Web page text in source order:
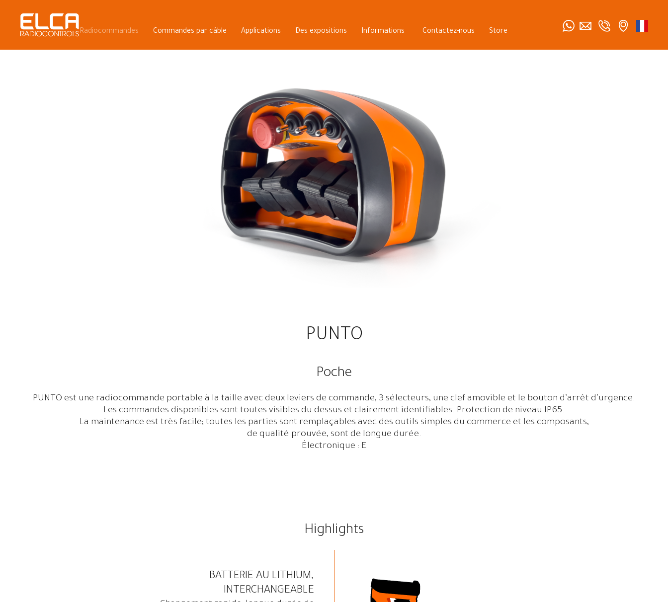
Radiocommandes Commandes par câble Applications Des expositions Informations Contactez-nous Store
PUNTO
Poche
PUNTO est une radiocommande portable à la taille avec deux leviers de commande, 3 sélecteurs, une clef amovible et le bouton d’arrêt d’urgence.
Les commandes disponibles sont toutes visibles du dessus et clairement identifiables. Protection de niveau IP65.
La maintenance est très facile; toutes les parties sont remplaçables avec des outils simples du commerce et les composants,
de qualité prouvée, sont de longue durée.
Électronique : E
Highlights
BATTERIE AU LITHIUM,
INTERCHANGEABLE